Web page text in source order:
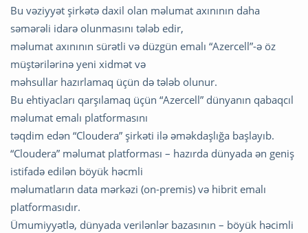
Bu vəziyyət şirkətə daxil olan məlumat axınının daha
səmərəli idarə olunmasını tələb edir,
məlumat axınının sürətli və düzgün emalı “Azercell”-ə öz
müştərilərinə yeni xidmət və
məhsullar hazırlamaq üçün də tələb olunur.
Bu ehtiyacları qarşılamaq üçün “Azercell” dünyanın qabaqcıl
məlumat emalı platformasını
təqdim edən “Cloudera” şirkəti ilə əməkdaşlığa başlayıb.
“Cloudera” məlumat platforması – hazırda dünyada ən geniş
istifadə edilən böyük həcmli
məlumatların data mərkəzi (on-premis) və hibrit emalı
platformasıdır.
Ümumiyyətlə, dünyada verilənlər bazasının – böyük həcimli